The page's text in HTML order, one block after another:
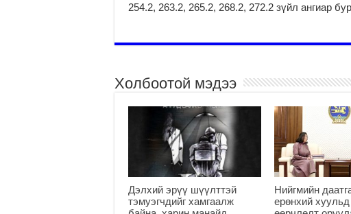
254.2, 263.2, 265.2, 268.2, 272.2 зүйл ангиар
Холбоотой мэдээ
Дэлхий эрүү шүүлттэй
тэмуэгчдийг хамгаалж
Нийгмийн
ерөнхий